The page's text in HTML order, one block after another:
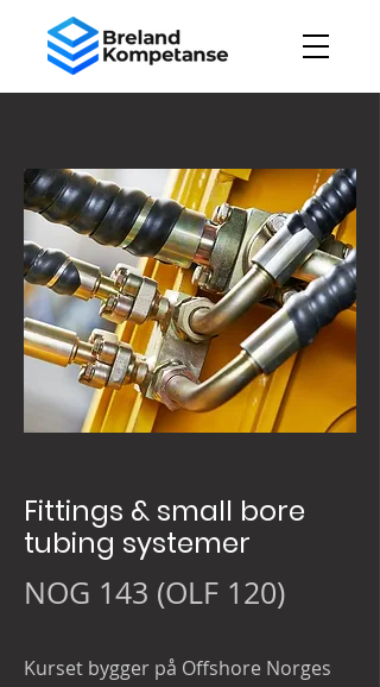
Fittings & small bore
tubing systemer
NOG 143 (OLF 120)
Kurset bygger på Offshore Norges